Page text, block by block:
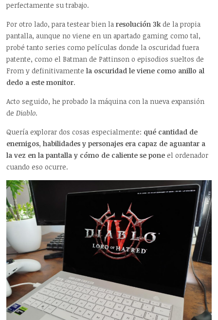
perfectamente su trabajo.
Por otro lado, para testear bien laresolución 3kde la propia
pantalla, aunque no viene en un apartado gaming como tal,
probé tanto series como películas donde la oscuridad fuera
patente, como el Batman de Pattinson o episodios sueltos de
From y definitivamentela oscuridad le viene como anillo al
dedo a este monitor.
Acto seguido, he probado la máquina con la nueva expansión
deDiablo.
Quería explorar dos cosas especialmente: qué cantidad de
enemigos, habilidades y personajes era capaz de aguantar a
la vez en la pantalla y cómo de caliente se pone el ordenador
cuando eso ocurre.